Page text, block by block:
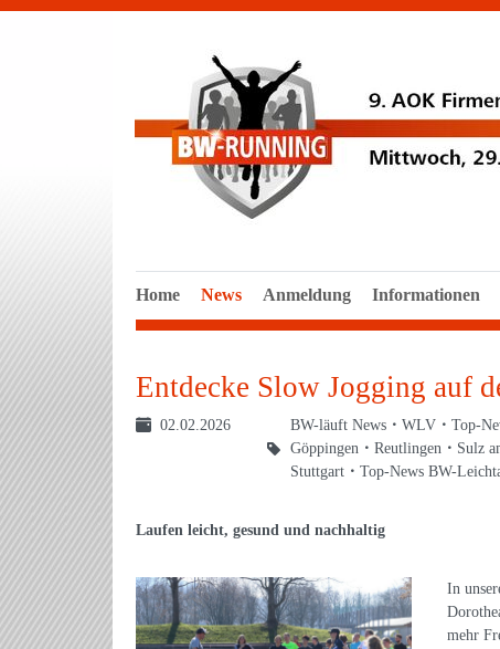
Home News Anmeldung Informationen
Entdecke Slow Jogging auf
02.02.2026 BW-läuft News WLV Top-
Göppingen
Reutlingen Sulz
Stuttgart
Top-News BW-
Laufen leicht, gesund und nachhaltig
In
mehr